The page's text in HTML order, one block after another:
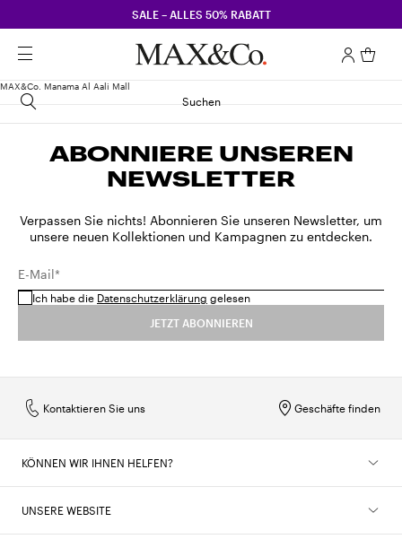
SALE – ALLES 50% RABATT
Suchen
MAX&Co. Manama Al Aali Mall
ABONNIERE UNSEREN
NEWSLETTER
Verpassen Sie nichts! Abonnieren Sie unseren Newsletter, um
unsere neuen Kollektionen und Kampagnen zu entdecken.
E-Mail*
Ich habe die Datenschutzerklärung gelesen
JETZT ABONNIEREN
Geschäfte finden
Kontaktieren Sie uns
KÖNNEN WIR IHNEN HELFEN?
UNSERE WEBSITE